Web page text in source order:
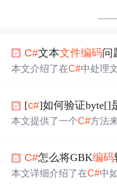
——
C#文本文件编码问
本文介绍了在C#中处理
包括当 UTF-8文件无
[c#]如何验证byte[]
本文提供了一个C#方法
C#怎么将GBK编码
本文详细介绍了在C#中